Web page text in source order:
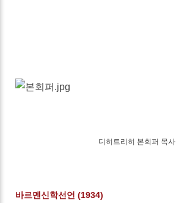
디히트리히 본회퍼 목사
바르멘신학선언 (1934)